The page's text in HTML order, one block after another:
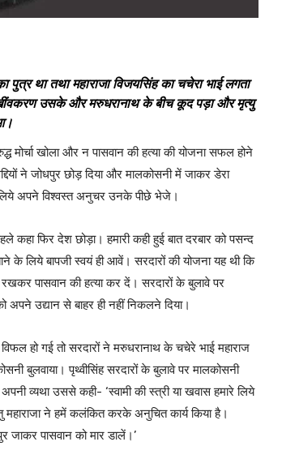
पुत्र था तथा महाराजा विजयसिंह का चचेरा भाई लगता
खींवकरण उसके और मरुधरानाथ के बीच कूद पड़ा और मृत्यु
मोर्चा खोला और न पासवान की हत्या की योजना सफल होने
ने जोधपुर छोड़ दिया और मालकोसनी में जाकर डेरा
अपने विश्वस्त अनुचर उनके पीछे भेजे।
कहा फिर देश छोड़ा। हमारी कही हुई बात दरबार को पसन्द
लिये बापजी स्वयं ही आवें। सरदारों की योजना यह थी कि
पासवान की हत्या कर दें। सरदारों के बुलावे पर
अपने उद्यान से बाहर ही नहीं निकलने दिया।
हो गई तो सरदारों ने मरुधरानाथ के चचेरे भाई महाराज
बुलवाया। पृथ्वीसिंह सरदारों के बुलावे पर मालकोसनी
व्यथा उससे कही- ‘स्वामी की स्त्री या खवास हमारे लिये
महाराजा ने हमें कलंकित करके अनुचित कार्य किया है।
जाकर पासवान को मार डालें।’